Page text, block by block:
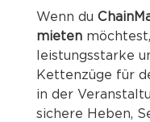
Wenn du
mieten
leistungsstarke
Kettenzüge für
in der
sichere Heben,